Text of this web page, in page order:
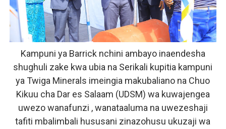
Kampuni ya Barrick nchini ambayo inaendesha
shughuli zake kwa ubia na Serikali kupitia kampuni
ya Twiga Minerals imeingia makubaliano na Chuo
Kikuu cha Dar es Salaam (UDSM) wa kuwajengea
uwezo wanafunzi , wanataaluma na uwezeshaji
tafiti mbalimbali hususani zinazohusu ukuzaji wa